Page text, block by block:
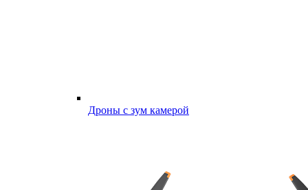
Дроны с зум камерой